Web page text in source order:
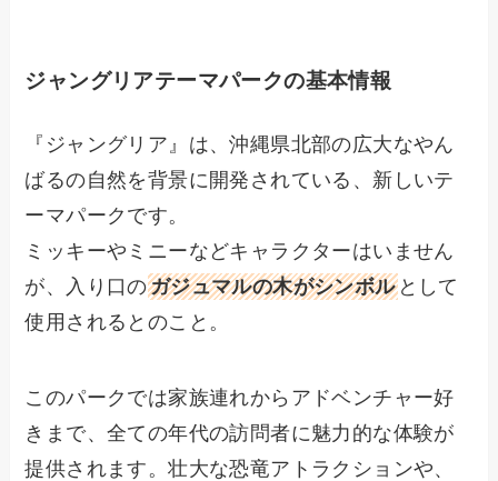
ジャングリアテーマパークの基本情報
『ジャングリア』は、沖縄県北部の広大なやん
ばるの自然を背景に開発されている、新しいテ
ーマパークです。
ミッキーやミニーなどキャラクターはいません
が、入り口のガジュマルの木がシンボルとして
使用されるとのこと。
このパークでは家族連れからアドベンチャー好
きまで、全ての年代の訪問者に魅力的な体験が
提供されます。壮大な恐竜アトラクションや、